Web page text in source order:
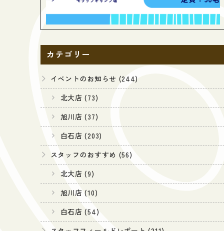
カテゴリー
イベントのお知らせ (244)
北大店 (73)
旭川店 (37)
白石店 (203)
スタッフのおすすめ (56)
北大店 (9)
旭川店 (10)
白石店 (54)